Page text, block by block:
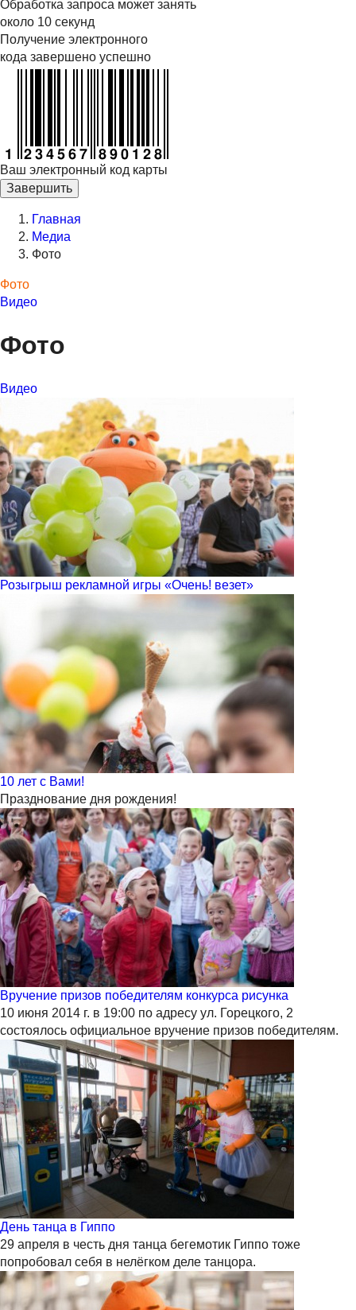
Обработка запроса может занять
около 10 секунд
Получение электронного
кода завершено успешно
Ваш электронный код карты
Завершить
Главная
Медиа
Фото
Фото
Видео
Фото
Видео
Розыгрыш рекламной игры «Очень! везет»
10 лет с Вами!
Празднование дня рождения!
Вручение призов победителям конкурса рисунка
10 июня 2014 г. в 19:00 по адресу ул. Горецкого, 2
состоялось официальное вручение призов победителям.
День танца в Гиппо
29 апреля в честь дня танца бегемотик Гиппо тоже
попробовал себя в нелёгком деле танцора.